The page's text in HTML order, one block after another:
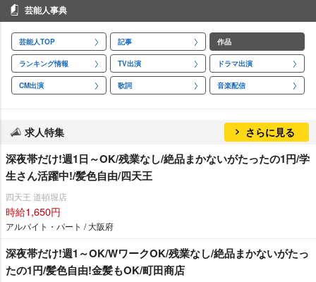
芸能人事典
芸能人TOP 記事 作品
ランキング情報 TV出演 ドラマ出演
CM出演 歌詞 音楽配信
求人特集 さらに見る
深夜帯だけ!週1日～OK/残業なし/絶品まかないがたったの1円/学
生さん活躍中!/髪色自由/四天王
四天王 道頓堀店
時給1,650円
アルバイト・パート / 大阪府
深夜帯だけ!週1～OK/WワークOK/残業なし/絶品まかないがたっ
たの1円/髪色自由!金髪もOK/町田商店